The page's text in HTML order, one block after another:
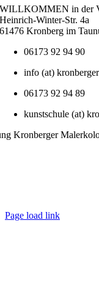
WILLKOMMEN in der
Heinrich-Winter-Str. 4a
61476 Kronberg im
06173 92 94 90
info (at)
06173 92 94 89
kunstschule (at)
Kronberger
Page load link